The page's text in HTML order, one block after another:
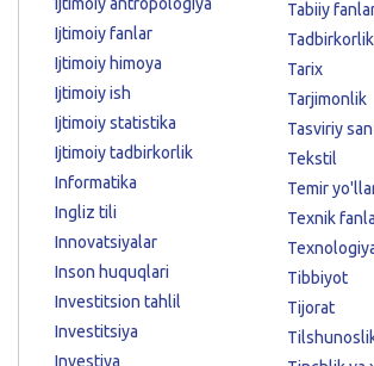
Ijtimoiy fanlar
Ijtimoiy himoya
Ijtimoiy ish
Ijtimoiy statistika
Ijtimoiy tadbirkorlik
Informatika
Ingliz tili
Innovatsiyalar
Inson huquqlari
Investitsion tahlil
Investitsiya
Investiya
Tabiiy
Tadbirkorlik
Tarix
Tarjimonlik
Tasviriy
Tekstil
Temir
Texnik
Tibbiyot
Tijorat